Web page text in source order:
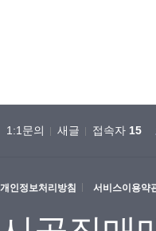
1:1문의 새글 접속자 15
개인정보처리방침 서비스이용약